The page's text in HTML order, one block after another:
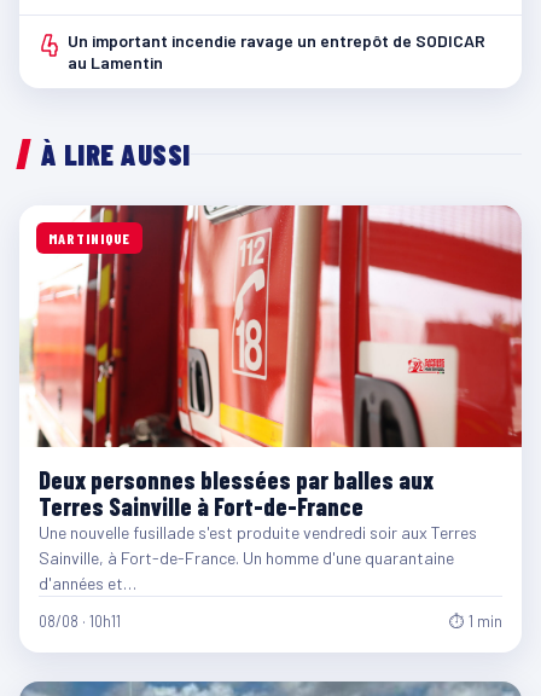
4 Un important incendie ravage un entrepôt de SODICAR
au Lamentin
À LIRE AUSSI
MARTINIQUE
Deux personnes blessées par balles aux
Terres Sainville à Fort-de-France
Une nouvelle fusillade s'est produite vendredi soir aux Terres
Sainville, à Fort-de-France. Un homme d'une quarantaine
d'années et…
08/08 · 10h11 ⏱ 1 min